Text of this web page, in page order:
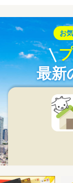
お
最新